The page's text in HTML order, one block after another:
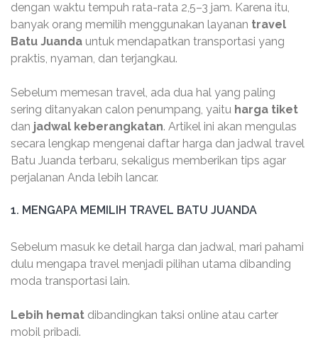
dengan waktu tempuh rata-rata 2,5–3 jam. Karena itu,
banyak orang memilih menggunakan layanan travel
Batu Juanda untuk mendapatkan transportasi yang
praktis, nyaman, dan terjangkau.
Sebelum memesan travel, ada dua hal yang paling
sering ditanyakan calon penumpang, yaitu harga tiket
dan jadwal keberangkatan. Artikel ini akan mengulas
secara lengkap mengenai daftar harga dan jadwal travel
Batu Juanda terbaru, sekaligus memberikan tips agar
perjalanan Anda lebih lancar.
1. MENGAPA MEMILIH TRAVEL BATU JUANDA
Sebelum masuk ke detail harga dan jadwal, mari pahami
dulu mengapa travel menjadi pilihan utama dibanding
moda transportasi lain.
Lebih hemat dibandingkan taksi online atau carter
mobil pribadi.